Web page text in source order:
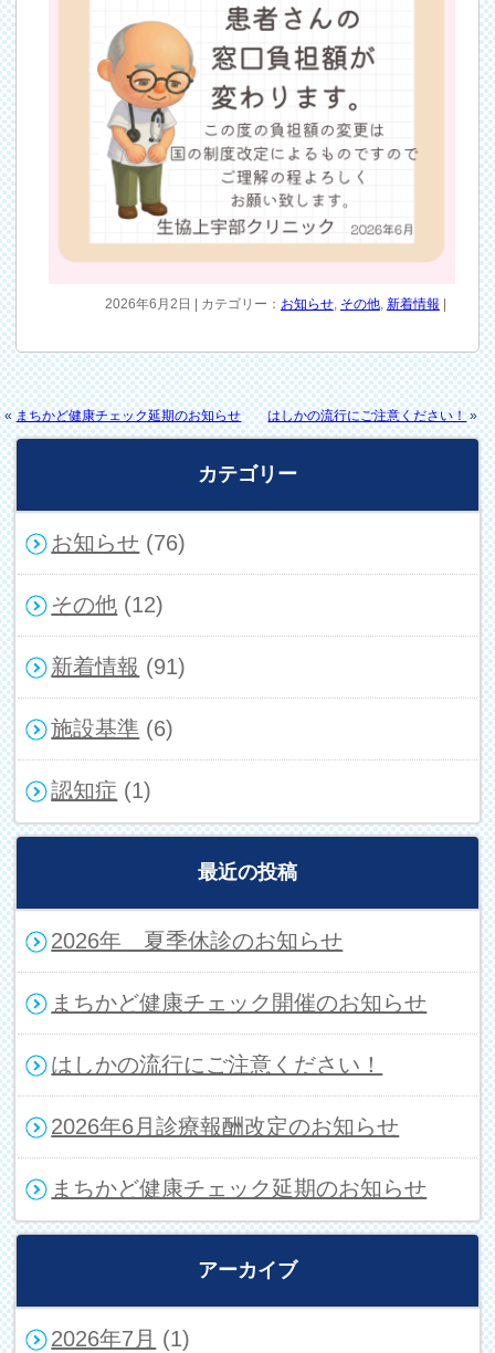
2026年6月2日 | カテゴリー： お知らせ, その他, 新着情報
«まちかど健康チェック延期のお知らせ はしかの流行にご注意ください！»
カテゴリー
お知らせ (76)
その他 (12)
新着情報 (91)
施設基準 (6)
認知症 (1)
最近の投稿
2026年 夏季休診のお知らせ
まちかど健康チェック開催のお知らせ
はしかの流行にご注意ください！
2026年6月診療報酬改定のお知らせ
まちかど健康チェック延期のお知らせ
アーカイブ
2026年7月 (1)